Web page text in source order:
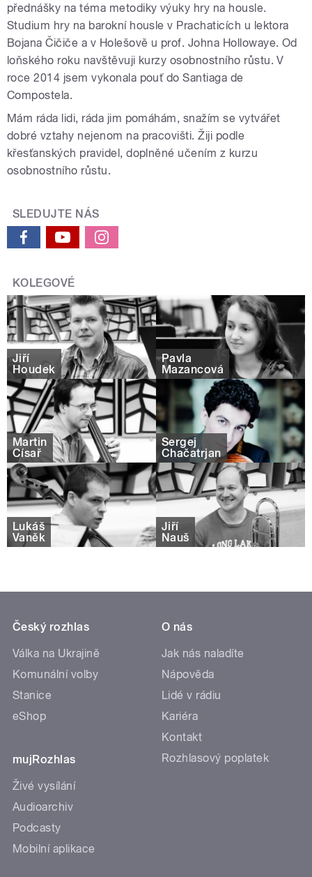
přednášky na téma metodiky výuky hry na housle.
Studium hry na barokní housle v Prachaticích u lektora
Bojana Čičiče a v Holešově u prof. Johna Hollowaye. Od
loňského roku navštěvuji kurzy osobnostního růstu. V
roce 2014 jsem vykonala pouť do Santiaga de
Compostela.
Mám ráda lidi, ráda jim pomáhám, snažím se vytvářet
dobré vztahy nejenom na pracovišti. Žiji podle
křesťanských pravidel, doplněné učením z kurzu
osobnostního růstu.
SLEDUJTE NÁS
KOLEGOVÉ
Jiří
Houdek
Pavla
Mazancová
Martin
Císař
Sergej
Chačatrjan
Lukáš
Vaněk
Jiří
Nauš
Český rozhlas
Válka na Ukrajině
Komunální volby
Stanice
eShop
mujRozhlas
Živé vysílání
Audioarchiv
Podcasty
Mobilní aplikace
O nás
Jak nás naladíte
Nápověda
Lidé v rádiu
Kariéra
Kontakt
Rozhlasový poplatek